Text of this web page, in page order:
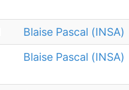
Blaise Pascal (INSA)
Blaise Pascal (INSA)